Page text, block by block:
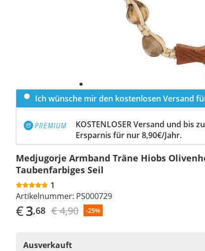
Ich wünsche mir den kostenlosen Versand
KOSTENLOSER Versand und bis
Ersparnis für nur 8,90€/Jahr.
Medjugorje Armband Träne Hiobs
Taubenfarbiges Seil
1
Artikelnummer: PS000729
€3,68 € 4,90 -25%
Ausverkauft